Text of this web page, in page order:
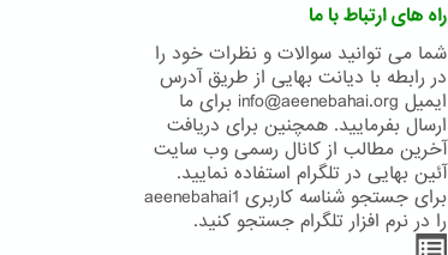
راه های ارتباط با ما
شما می توانید سوالات و نظرات خود را
در رابطه با دیانت بهایی از طریق آدرس
ایمیل info@aeenebahai.org برای ما
ارسال بفرمایید. همچنین برای دریافت
آخرین مطالب از کانال رسمی وب سایت
آئین بهایی در تلگرام استفاده نمایید.
برای جستجو شناسه کاربری aeenebahai1
را در نرم افزار تلگرام جستجو کنید.